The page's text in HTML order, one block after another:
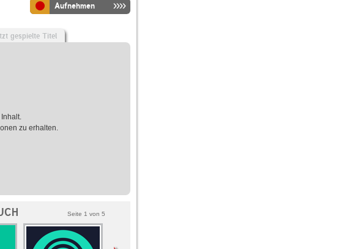
Aufnehmen
gespielte Titel
zu erhalten.
Seite 1 von 5